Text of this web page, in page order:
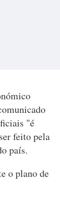
"é
feito pela
país.
o plano de